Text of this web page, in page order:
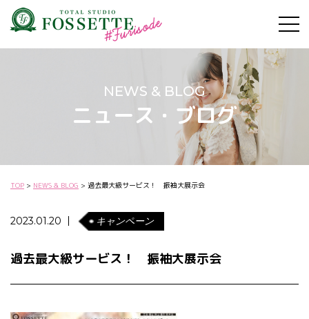
NEWS & BLOG
ニュース・ブログ
TOP NEWS & BLOG 過去最大級サービス！ 振袖大展示会
2023.01.20 キャンペーン
過去最大級サービス！ 振袖大展示会